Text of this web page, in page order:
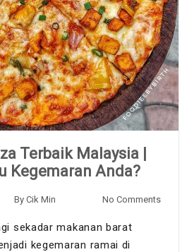
Terbaik Malaysia |
Kegemaran Anda?
By Cik Min No Comments
sekadar makanan barat
kegemaran ramai di